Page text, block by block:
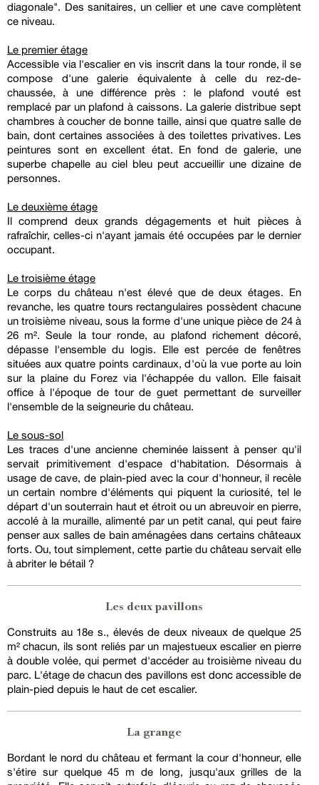
diagonale". Des sanitaires, un cellier et une cave complètent
ce niveau.
Le premier étage
Accessible via l'escalier en vis inscrit dans la tour ronde, il se
compose d'une galerie équivalente à celle du rez-de-
chaussée, à une différence près : le plafond vouté est
remplacé par un plafond à caissons. La galerie distribue sept
chambres à coucher de bonne taille, ainsi que quatre salle de
bain, dont certaines associées à des toilettes privatives. Les
peintures sont en excellent état. En fond de galerie, une
superbe chapelle au ciel bleu peut accueillir une dizaine de
personnes.
Le deuxième étage
Il comprend deux grands dégagements et huit pièces à
rafraîchir, celles-ci n'ayant jamais été occupées par le dernier
occupant.
Le troisième étage
Le corps du château n'est élevé que de deux étages. En
revanche, les quatre tours rectangulaires possèdent chacune
un troisième niveau, sous la forme d'une unique pièce de 24 à
26 m². Seule la tour ronde, au plafond richement décoré,
dépasse l'ensemble du logis. Elle est percée de fenêtres
situées aux quatre points cardinaux, d'où la vue porte au loin
sur la plaine du Forez via l'échappée du vallon. Elle faisait
office à l'époque de tour de guet permettant de surveiller
l'ensemble de la seigneurie du château.
Le sous-sol
Les traces d'une ancienne cheminée laissent à penser qu'il
servait primitivement d'espace d'habitation. Désormais à
usage de cave, de plain-pied avec la cour d'honneur, il recèle
un certain nombre d'éléments qui piquent la curiosité, tel le
départ d'un souterrain haut et étroit ou un abreuvoir en pierre,
accolé à la muraille, alimenté par un petit canal, qui peut faire
penser aux salles de bain aménagées dans certains châteaux
forts. Ou, tout simplement, cette partie du château servait elle
à abriter le bétail ?
Les deux pavillons
Construits au 18e s., élevés de deux niveaux de quelque 25
m² chacun, ils sont reliés par un majestueux escalier en pierre
à double volée, qui permet d'accéder au troisième niveau du
parc. L'étage de chacun des pavillons est donc accessible de
plain-pied depuis le haut de cet escalier.
La grange
Bordant le nord du château et fermant la cour d'honneur, elle
s'étire sur quelque 45 m de long, jusqu'aux grilles de la